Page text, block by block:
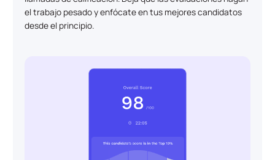
el trabajo pesado y enfócate en tus mejores candidatos
desde el principio.